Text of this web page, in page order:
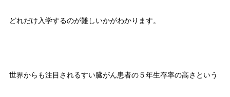
どれだけ入学するのが難しいかがわかります。
世界からも注目されるすい臓がん患者の５年生存率の高さという